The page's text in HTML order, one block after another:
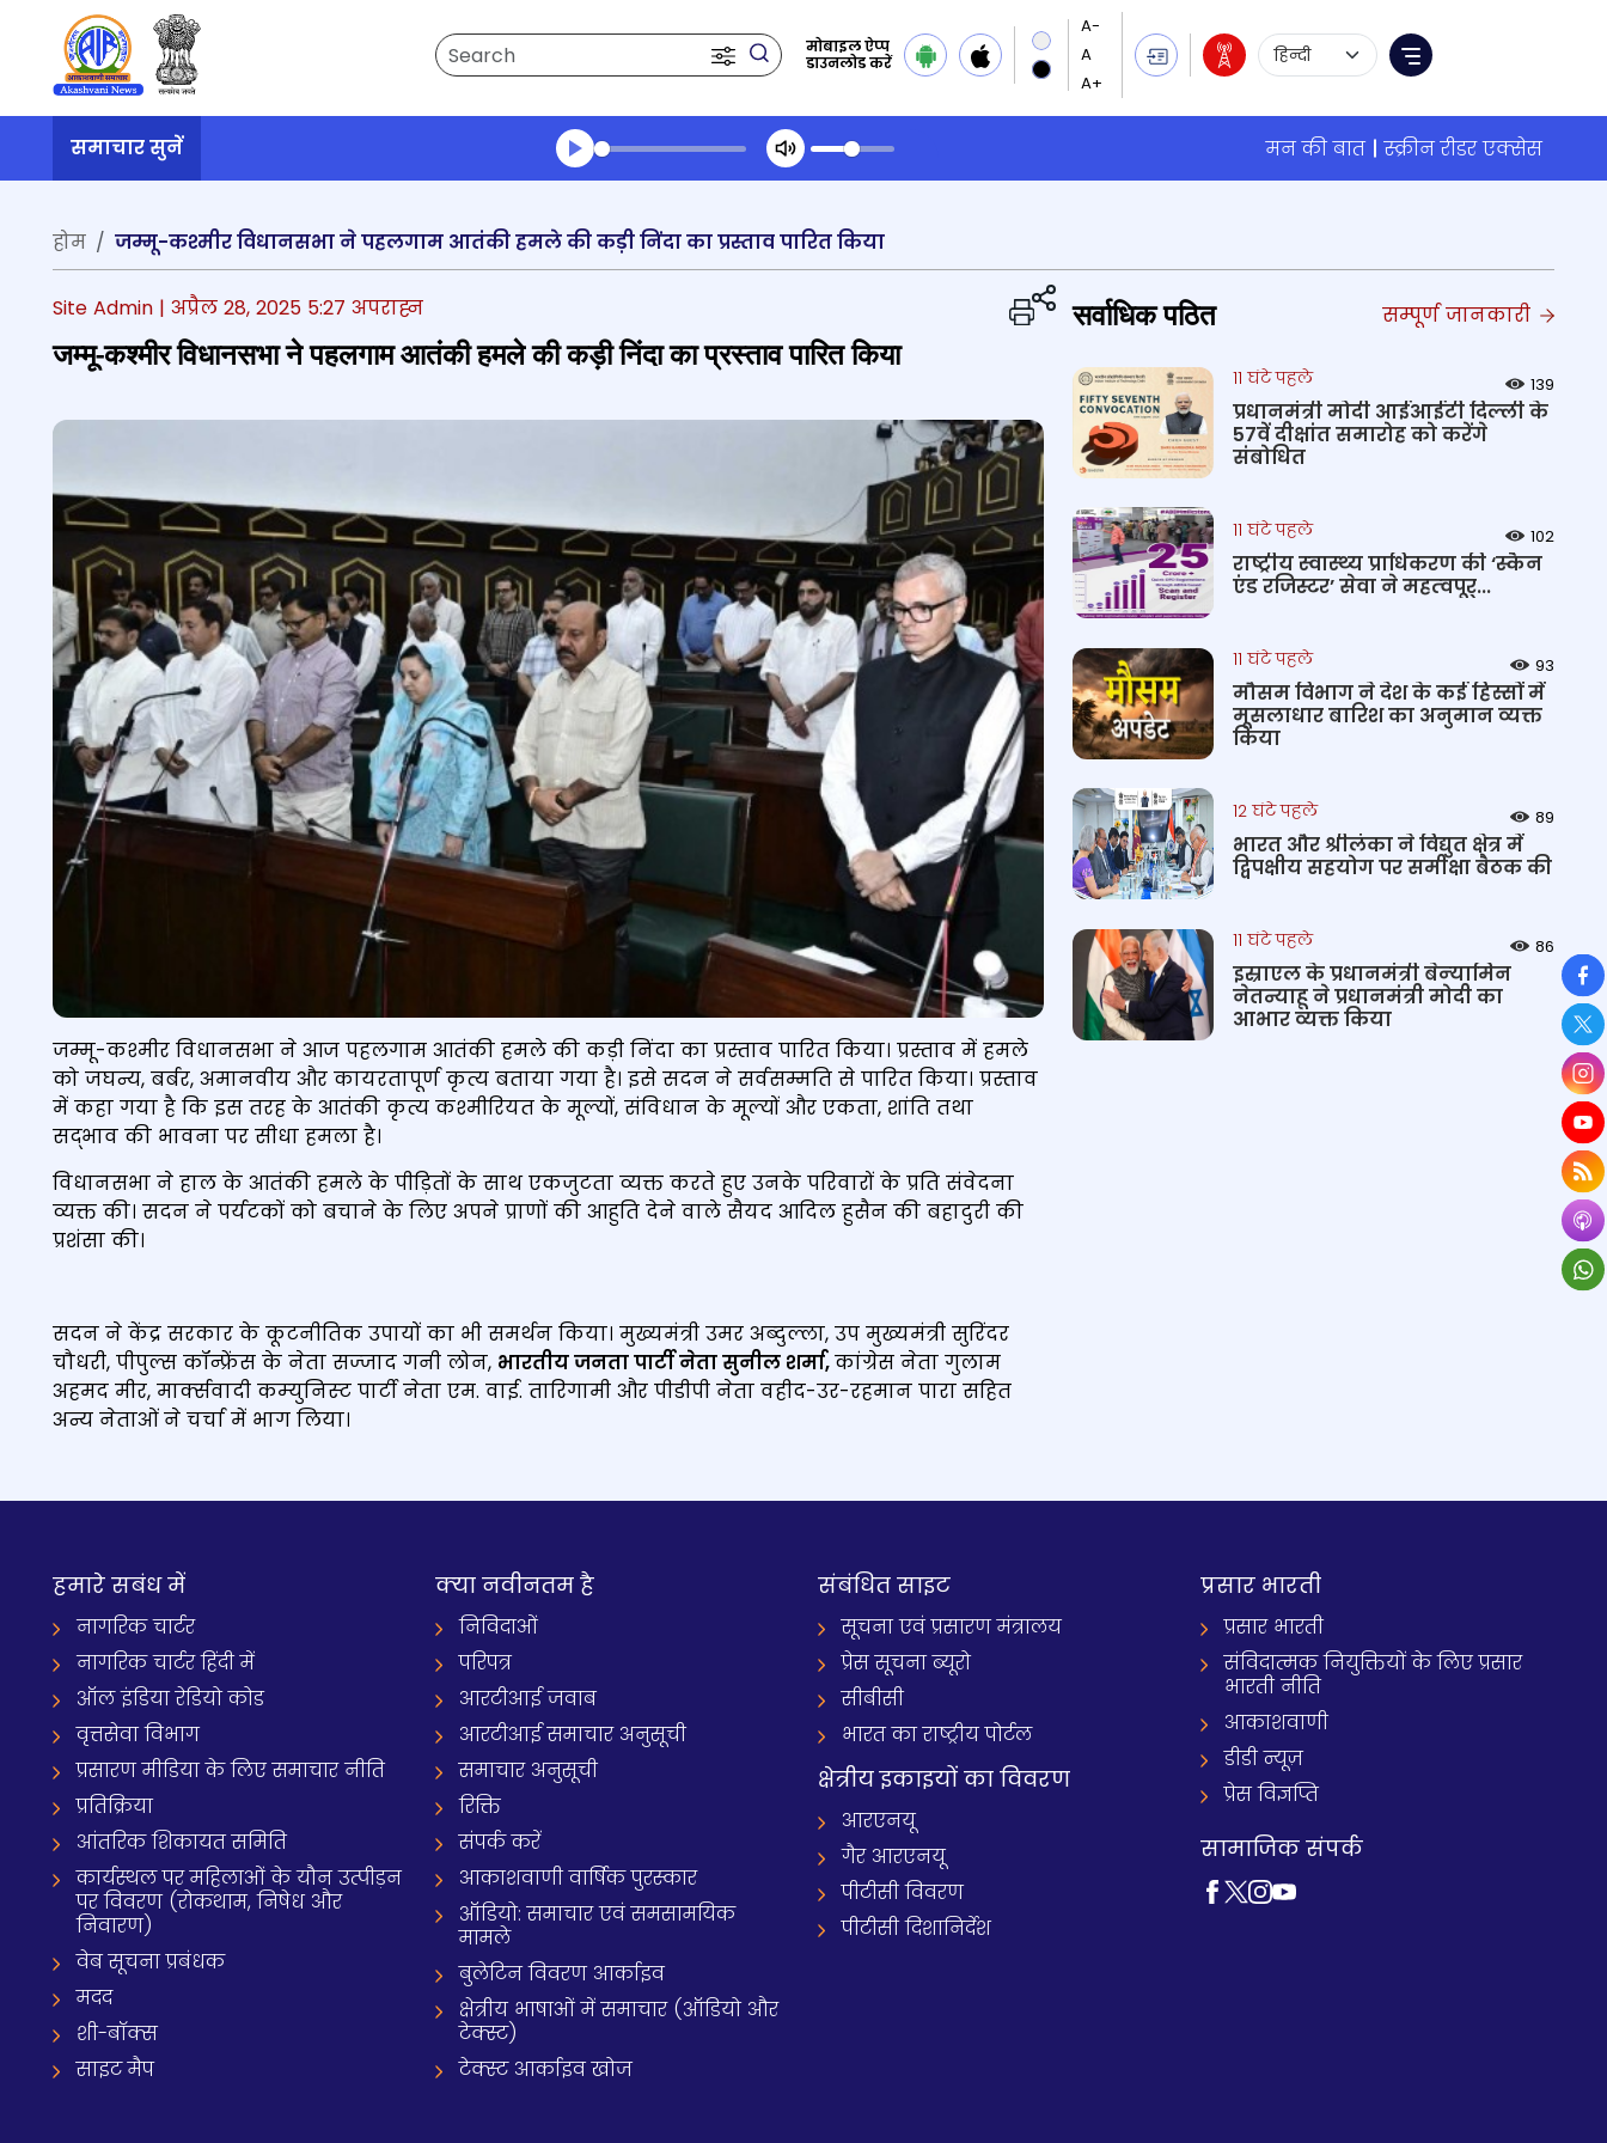
Search
मोबाइल ऐप्प
डाउनलोड करें
Language Selection
Menu
समाचार सुनें मन की बात
स्क्रीन रीडर एक्सेस
Transcript summary
होम
जम्मू-कश्मीर विधानसभा ने पहलगाम आतंकी हमले की कड़ी निंदा का प्रस्ताव पारित किया
Site Admin | अप्रैल 28, 2025 5:27 अपराह्न
जम्मू-कश्मीर विधानसभा ने पहलगाम आतंकी हमले की कड़ी निंदा का प्रस्ताव पारित किया
जम्मू-कश्मीर विधानसभा ने आज पहलगाम आतंकी हमले की कड़ी निंदा का प्रस्ताव पारित किया। प्रस्ताव में हमले
को जघन्य, बर्बर, अमानवीय और कायरतापूर्ण कृत्य बताया गया है। इसे सदन ने सर्वसम्मति से पारित किया। प्रस्ताव
में कहा गया है कि इस तरह के आतंकी कृत्य कश्मीरियत के मूल्यों, संविधान के मूल्यों और एकता, शांति तथा
सद्भाव की भावना पर सीधा हमला है।
विधानसभा ने हाल के आतंकी हमले के पीड़ितों के साथ एकजुटता व्यक्त करते हुए उनके परिवारों के प्रति संवेदना
व्यक्त की। सदन ने पर्यटकों को बचाने के लिए अपने प्राणों की आहुति देने वाले सैयद आदिल हुसैन की बहादुरी की
प्रशंसा की।
सदन ने केंद्र सरकार के कूटनीतिक उपायों का भी समर्थन किया। मुख्यमंत्री उमर अब्दुल्ला, उप मुख्यमंत्री सुरिंदर
चौधरी, पीपुल्स कॉन्फ्रेंस के नेता सज्जाद गनी लोन, भारतीय जनता पार्टी नेता सुनील शर्मा,कांग्रेस नेता गुलाम
अहमद मीर, मार्क्‍सवादी कम्‍युनिस्‍ट पार्टी नेता एम. वाई. तारिगामी और पीडीपी नेता वहीद-उर-रहमान पारा सहित
अन्य नेताओं ने चर्चा में भाग लिया।
सर्वाधिक पठित सम्पूर्ण जानकारी
11 घंटे पहले 139
प्रधानमंत्री मोदी आईआईटी दिल्ली के
57वें दीक्षांत समारोह को करेंगे
संबोधित
11 घंटे पहले 102
राष्‍ट्रीय स्‍वास्‍थ्‍य प्राधिकरण की ‘स्कैन
एंड रजिस्टर’ सेवा ने महत्‍वपूर्...
11 घंटे पहले 93
मौसम विभाग ने देश के कई हिस्सों में
मूसलाधार बारिश का अनुमान व्यक्त
किया
12 घंटे पहले 89
भारत और श्रीलंका ने विद्युत क्षेत्र में
द्विपक्षीय सहयोग पर समीक्षा बैठक की
11 घंटे पहले 86
इस्राएल के प्रधानमंत्री बेन्‍यामिन
नेतन्याहू ने प्रधानमंत्री मोदी का
आभार व्यक्त किया
हमारे सबंध में
नागरिक चार्टर
नागरिक चार्टर हिंदी में
ऑल इंडिया रेडियो कोड
वृत्तसेवा विभाग
प्रसारण मीडिया के लिए समाचार नीति
प्रतिक्रिया
आंतरिक शिकायत समिति
कार्यस्थल पर महिलाओं के यौन उत्पीड़न
पर विवरण (रोकथाम, निषेध और
निवारण)
वेब सूचना प्रबंधक
मदद
शी-बॉक्स
साइट मैप
क्‍या नवीनतम है
निविदाओं
परिपत्र
आरटीआई जवाब
आरटीआई समाचार अनुसूची
समाचार अनुसूची
रिक्ति
संपर्क करें
आकाशवाणी वार्षिक पुरस्कार
ऑडियो: समाचार एवं समसामयिक
मामले
बुलेटिन विवरण आर्काइव
क्षेत्रीय भाषाओं में समाचार (ऑडियो और
टेक्स्ट)
टेक्स्ट आर्काइव खोज
संबंधित साइट
सूचना एवं प्रसारण मंत्रालय
प्रेस सूचना ब्यूरो
सीबीसी
भारत का राष्ट्रीय पोर्टल
क्षेत्रीय इकाइयों का विवरण
आरएनयू
गैर आरएनयू
पीटीसी विवरण
पीटीसी दिशानिर्देश
प्रसार भारती
प्रसार भारती
संविदात्मक नियुक्तियों के लिए प्रसार
भारती नीति
आकाशवाणी
डीडी न्यूज़
प्रेस विज्ञप्ति
सामाजिक संपर्क